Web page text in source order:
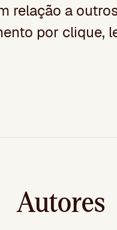
relação a
por clique,
Autores